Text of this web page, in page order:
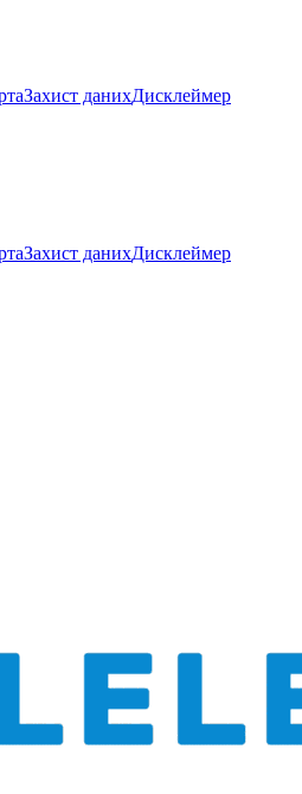
Захист данихДисклеймер
Захист данихДисклеймер